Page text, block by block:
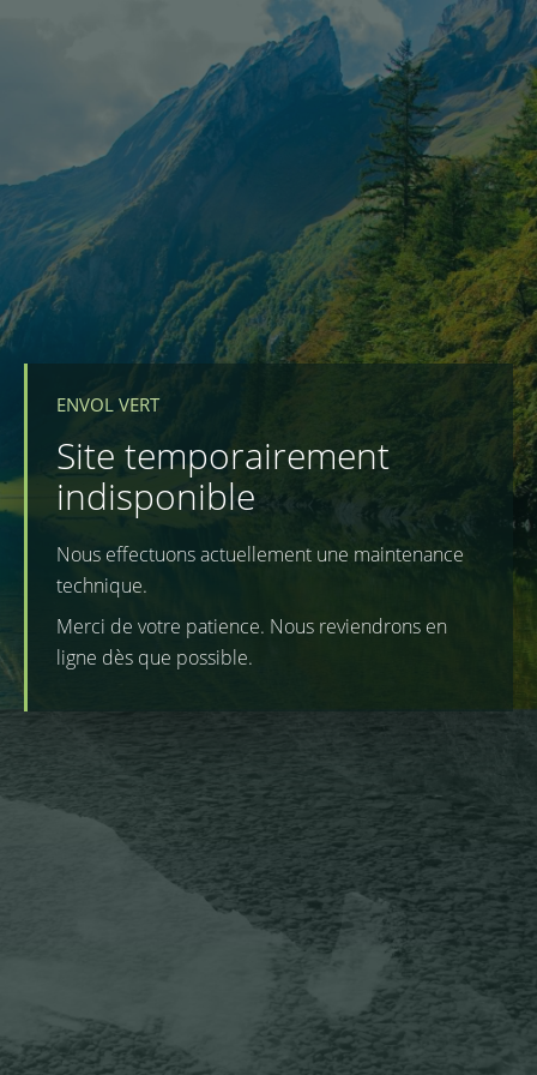
ENVOL VERT
Site temporairement
indisponible
Nous effectuons actuellement une maintenance
technique.
Merci de votre patience. Nous reviendrons en
ligne dès que possible.